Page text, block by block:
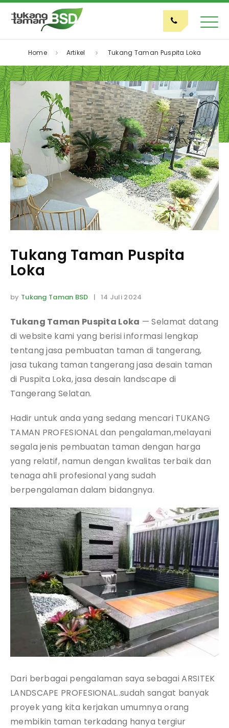
Home Artikel Tukang Taman Puspita Loka
Tukang Taman Puspita
Loka
by Tukang Taman BSD | 14 Juli 2024
Tukang Taman Puspita Loka — Selamat datang
di website kami yang berisi informasi lengkap
tentang jasa pembuatan taman di tangerang,
jasa tukang taman tangerang jasa desain taman
di Puspita Loka, jasa desain landscape di
Tangerang Selatan.
Hadir untuk anda yang sedang mencari TUKANG
TAMAN PROFESIONAL dan pengalaman,melayani
segala jenis pembuatan taman dengan harga
yang relatif, namun dengan kwalitas terbaik dan
tenaga ahli profesional yang sudah
berpengalaman dalam bidangnya.
Dari berbagai pengalaman saya sebagai ARSITEK
LANDSCAPE PROFESIONAL..sudah sangat banyak
proyek yang kita kerjakan umumnya orang
membikin taman terkadang hanya tergiur